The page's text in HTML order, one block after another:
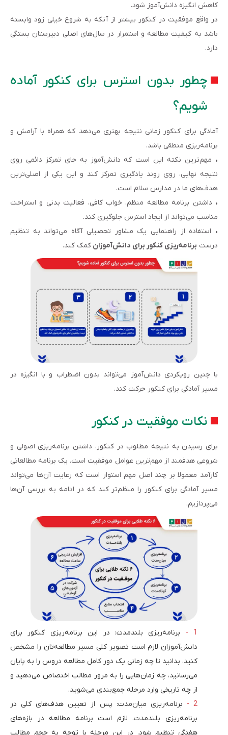
کاهش انگیزه دانش‌آموز شود.
در واقع موفقیت در کنکور بیشتر از آنکه به شروع خیلی زود وابسته
باشد به کیفیت مطالعه و استمرار در سال‌های اصلی دبیرستان بستگی
دارد.
چطور بدون استرس برای کنکور آماده
شویم؟
آمادگی برای کنکور زمانی نتیجه بهتری می‌دهد که همراه با آرامش و
برنامه‌ریزی منطقی باشد.
• مهم‌ترین نکته این است که دانش‌آموز به جای تمرکز دائمی روی
نتیجه نهایی، روی روند یادگیری تمرکز کند و این یکی از اصلی‌ترین
هدف‌های ما در مدارس سلام است.
• داشتن برنامه مطالعه منظم، خواب کافی، فعالیت بدنی و استراحت
مناسب می‌تواند از ایجاد استرس جلوگیری کند.
• استفاده از راهنمایی یک مشاور تحصیلی آگاه می‌تواند به تنظیم
درست برنامه‌ریزی کنکور برای دانش‌آموزان کمک کند.
با چنین رویکردی دانش‌آموز می‌تواند بدون اضطراب و با انگیزه در
مسیر آمادگی برای کنکور حرکت کند.
نکات موفقیت در کنکور
برای رسیدن به نتیجه مطلوب در کنکور، داشتن برنامه‌ریزی اصولی و
شروعی هدفمند از مهم‌ترین عوامل موفقیت است. یک برنامه مطالعاتی
کارآمد معمولا بر چند اصل مهم استوار است که رعایت آن‌ها می‌تواند
مسیر آمادگی برای کنکور را منظم‌تر کند که در ادامه به بررسی آن‌ها
می‌پردازیم.
برنامه‌ریزی بلندمدت: در این برنامه‌ریزی کنکور برای
دانش‌آموزان لازم است تصویر کلی مسیر مطالعه‌تان را مشخص
کنید، بدانید تا چه زمانی یک دور کامل مطالعه دروس را به پایان
می‌رسانید، چه زمان‌هایی را به مرور مطالب اختصاص می‌دهید و
از چه تاریخی وارد مرحله جمع‌بندی می‌شوید.
برنامه‌ریزی میان‌مدت: پس از تعیین هدف‌های کلی در
برنامه‌ریزی بلندمدت، لازم است برنامه مطالعه در بازه‌های
هفتگی تنظیم شود. در این مرحله با توجه به حجم مطالب